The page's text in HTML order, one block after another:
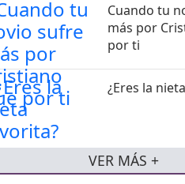
Cuando tu
más por
por ti
¿Eres la
VER MÁS +